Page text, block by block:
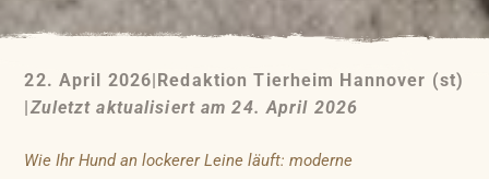
22. April 2026 Redaktion Tierheim Hannover (st)
Zuletzt aktualisiert am 24. April 2026
Wie Ihr Hund an lockerer Leine läuft: moderne